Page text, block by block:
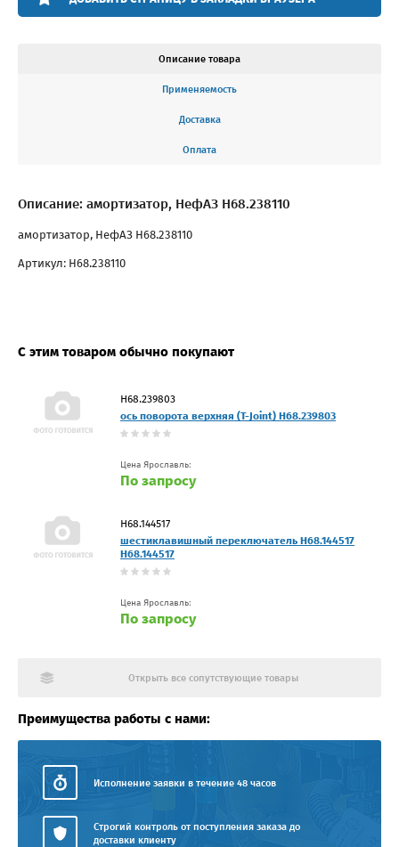
Описание товара
Применяемость
Доставка
Оплата
Описание: амортизатор, НефАЗ H68.238110
амортизатор, НефАЗ H68.238110
Артикул: H68.238110
С этим товаром обычно покупают
H68.239803
ось поворота верхняя (T-Joint) H68.239803
Цена Ярославль:
По запросу
Н68.144517
шестиклавишный переключатель Н68.144517
Н68.144517
Цена Ярославль:
По запросу
Открыть все сопутствующие товары
Преимущества работы с нами:
Исполнение заявки в течение 48 часов
Строгий контроль от поступления заказа до
доставки клиенту